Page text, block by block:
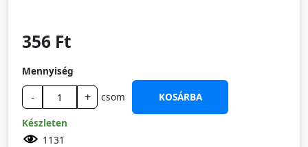
356 Ft
Mennyiség
- + csom
KOSÁRBA
Készleten
1131